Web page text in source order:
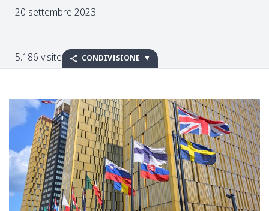
20 settembre 2023
5.186 visite CONDIVISIONE